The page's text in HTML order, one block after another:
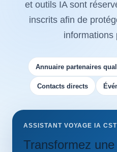
et outils IA sont
inscrits afin de
informations
Annuaire partenaires
Contacts directs
ASSISTANT VOYAGE IA
Transformez